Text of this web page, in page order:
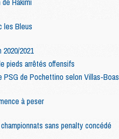
les Bleus
2021
pieds arrêtés offensifs
PSG de Pochettino selon Villas-Boas
à peser
sans penalty concédé